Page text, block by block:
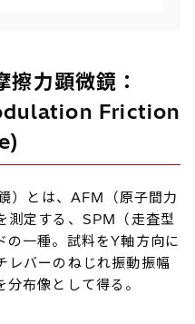
力顕微鏡：
Friction
）とは、AFM（原子間力
測定する、SPM（走査型
の一種。試料をY軸方向に
レバーのねじれ振動振幅
布像として得る。